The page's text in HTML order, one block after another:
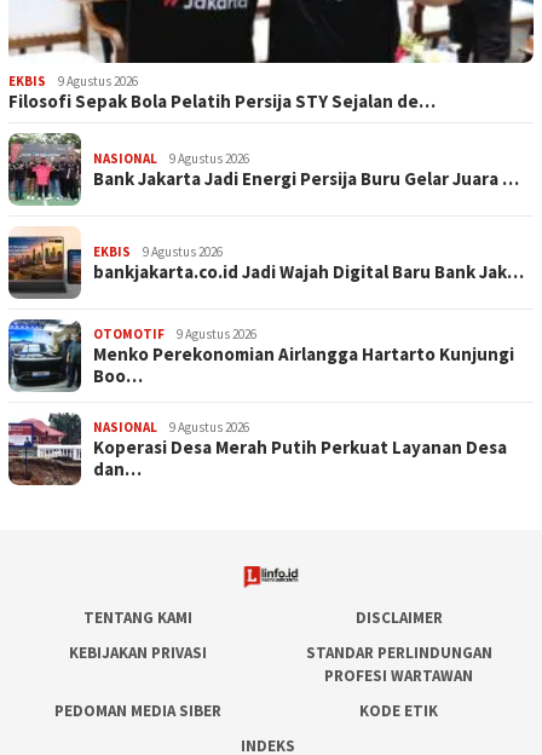
EKBIS 9 Agustus 2026
Filosofi Sepak Bola Pelatih Persija STY Sejalan de…
NASIONAL 9 Agustus 2026
Bank Jakarta Jadi Energi Persija Buru Gelar Juara …
EKBIS 9 Agustus 2026
bankjakarta.co.id Jadi Wajah Digital Baru Bank Jak…
OTOMOTIF 9 Agustus 2026
Menko Perekonomian Airlangga Hartarto Kunjungi
Boo…
NASIONAL 9 Agustus 2026
Koperasi Desa Merah Putih Perkuat Layanan Desa
dan…
TENTANG KAMI
DISCLAIMER
KEBIJAKAN PRIVASI
STANDAR PERLINDUNGAN
PROFESI WARTAWAN
PEDOMAN MEDIA SIBER
KODE ETIK
INDEKS